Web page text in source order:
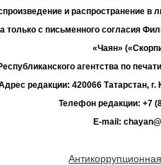
и распространение
только с письменного согласия
«Чаян»
агентства по
редакции: 420066 Татарстан, г.
Телефон редакции: +7
E-mail: